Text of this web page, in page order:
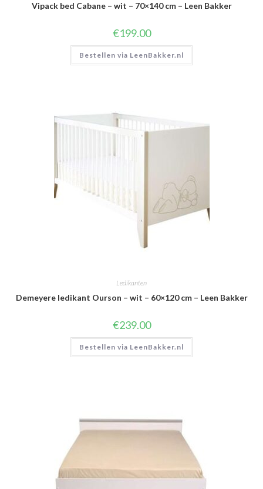
Vipack bed Cabane – wit – 70×140 cm – Leen Bakker
€199.00
Bestellen via LeenBakker.nl
Ledikanten
Demeyere ledikant Ourson – wit – 60×120 cm – Leen Bakker
€239.00
Bestellen via LeenBakker.nl